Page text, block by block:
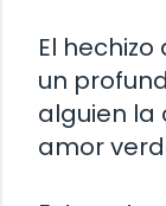
El
un
alguien la
amor